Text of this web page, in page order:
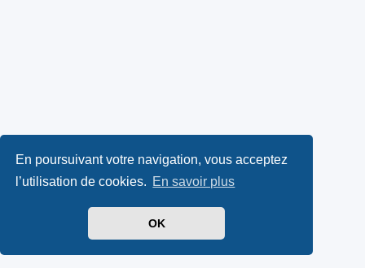
En poursuivant votre navigation, vous acceptez
l’utilisation de cookies. En savoir plus
OK